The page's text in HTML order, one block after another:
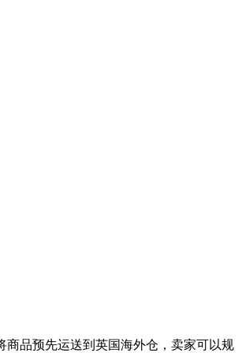
品预先运送到英国海外仓，卖家可以规